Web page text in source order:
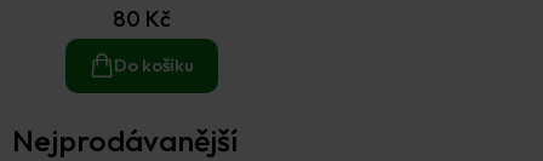
80 Kč
Do košíku
Nejprodávanější